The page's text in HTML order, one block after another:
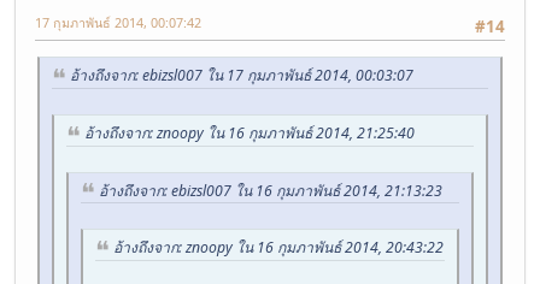
#14
17 กุมภาพันธ์ 2014, 00:07:42
อ้างถึงจาก: ebizsl007 ใน 17 กุมภาพันธ์ 2014, 00:03:07
อ้างถึงจาก: znoopy ใน 16 กุมภาพันธ์ 2014, 21:25:40
อ้างถึงจาก: ebizsl007 ใน 16 กุมภาพันธ์ 2014, 21:13:23
อ้างถึงจาก: znoopy ใน 16 กุมภาพันธ์ 2014, 20:43:22